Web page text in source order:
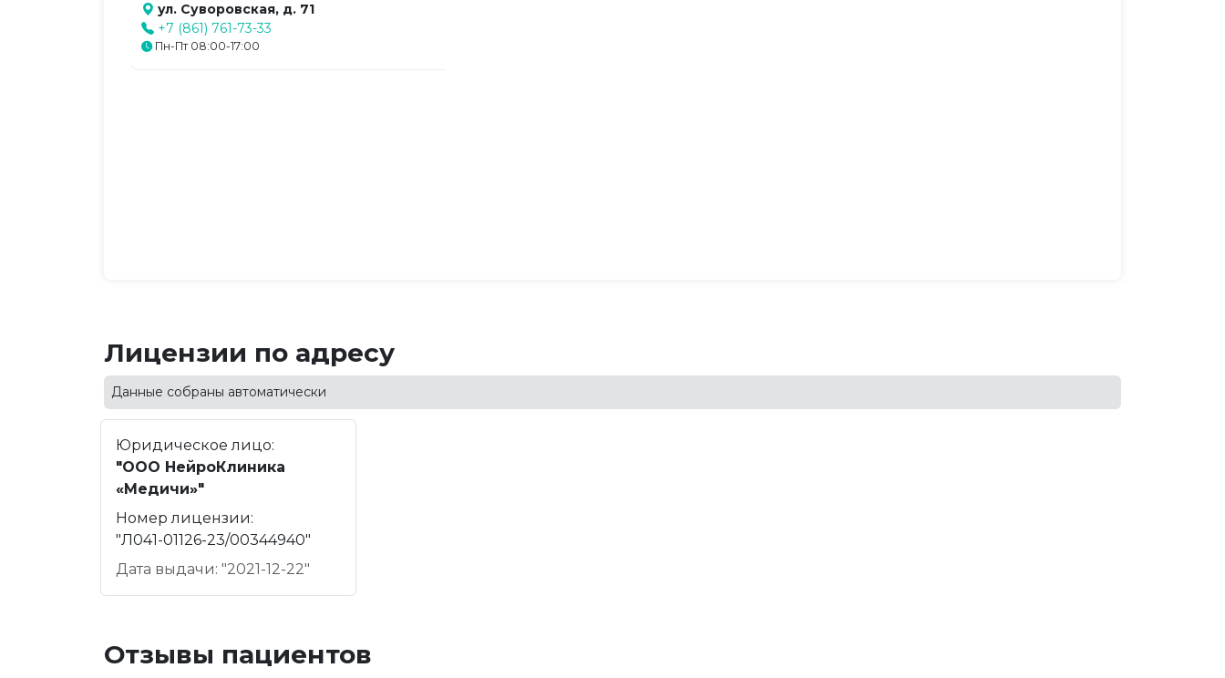
ул. Суворовская, д. 71
+7 (861) 761-73-33
Пн-Пт 08:00-17:00
Лицензии по адресу
Данные собраны автоматически
Юридическое лицо:
"ООО НейроКлиника
«Медичи»"
Номер лицензии:
"Л041-01126-23/00344940"
Дата выдачи: "2021-12-22"
Отзывы пациентов